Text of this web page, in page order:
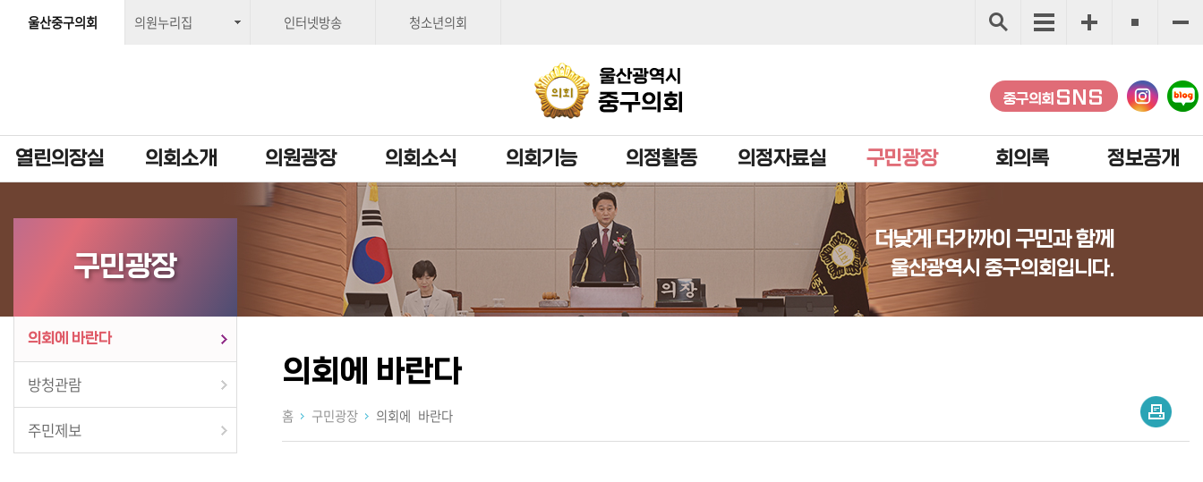
울산중구의회 의원누리집 인터넷방송 청소년의회
열린의장실 의회소개 의원광장 의회소식 의회기능 의정활동 의정자료실 구민광장 회의록 정보공개
중구의회 SNS
더낮게 더가까이 구민과 함께
울산광역시 중구의회입니다.
구민광장
의회에 바란다
방청관람
주민제보
홈 구민광장 의회에 바란다
의회에 바란다